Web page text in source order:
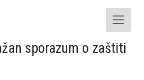
sporazum o zaštiti